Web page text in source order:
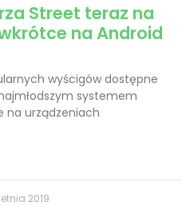
Street teraz na
na Android
wyścigów dostępne
systemem
na urządzeniach
2019